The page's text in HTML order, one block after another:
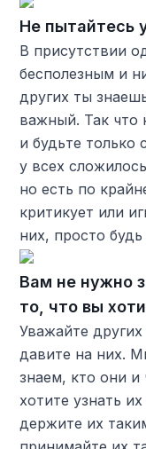
Не пытайтесь
В присутствии
бесполезным и
других ты
важный. Так что
и будьте только
у всех
но есть по
критикует или
них, просто будь
Вам не нужно
то, что вы
Уважайте
давите на них.
знаем, кто они
хотите узнать
держите их